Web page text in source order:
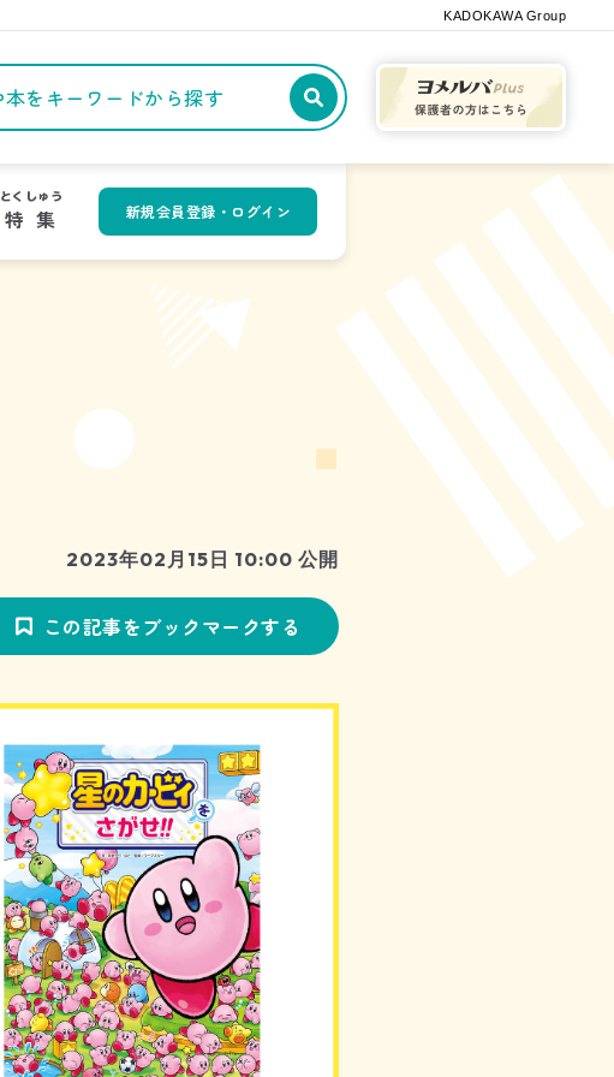
KADOKAWA Group
記事や本をキーワードから探す
特集
とくしゅう
新規会員登録・ログイン
2023年02月15日 10:00 公開
この記事をブックマークする